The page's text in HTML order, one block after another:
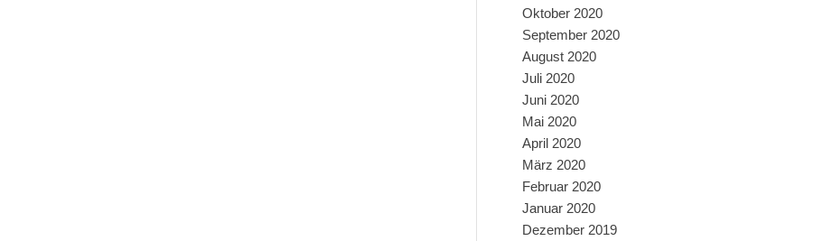
Oktober 2020
September 2020
August 2020
Juli 2020
Juni 2020
Mai 2020
April 2020
März 2020
Februar 2020
Januar 2020
Dezember 2019